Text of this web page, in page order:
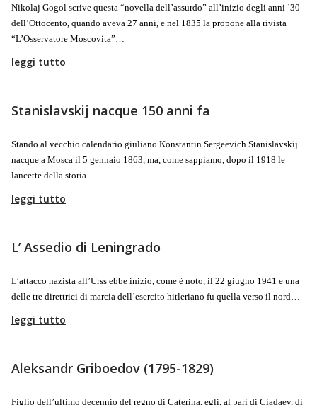
Nikolaj Gogol scrive questa “novella dell’assurdo” all’inizio degli anni ’30
dell’Ottocento, quando aveva 27 anni, e nel 1835 la propone alla rivista
“L’Osservatore Moscovita”…
leggi tutto
Stanislavskij nacque 150 anni fa
Stando al vecchio calendario giuliano Konstantin Sergeevich Stanislavskij
nacque a Mosca il 5 gennaio 1863, ma, come sappiamo, dopo il 1918 le
lancette della storia…
leggi tutto
L’ Assedio di Leningrado
L’attacco nazista all’Urss ebbe inizio, come è noto, il 22 giugno 1941 e una
delle tre direttrici di marcia dell’esercito hitleriano fu quella verso il nord…
leggi tutto
Aleksandr Griboedov (1795-1829)
Figlio dell’ultimo decennio del regno di Caterina, egli, al pari di Ciadaev, di